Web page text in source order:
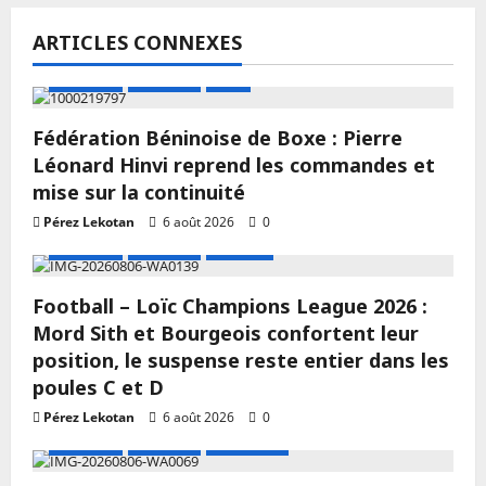
ARTICLES CONNEXES
Fédération Béninoise de Boxe : Pierre
Léonard Hinvi reprend les commandes et
mise sur la continuité
Pérez Lekotan 6 août 2026
0
Football – Loïc Champions League 2026 :
Mord Sith et Bourgeois confortent leur
position, le suspense reste entier dans les
poules C et D
Pérez Lekotan 6 août 2026
0